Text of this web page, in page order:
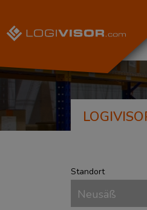
Standort